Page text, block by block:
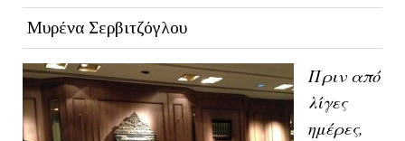
Μυρένα Σερβιτζόγλου
Πριν από
λίγες
ημέρες,